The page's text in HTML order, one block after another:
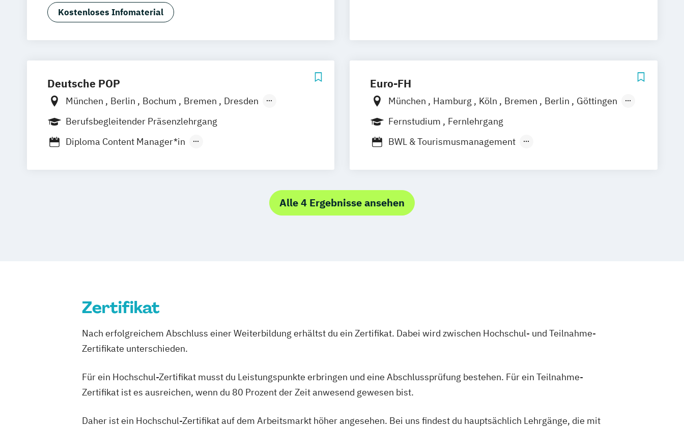
Geprüfte:r Fachwirt:in im E-Commerce (IHK)
Kostenloses Infomaterial
Deutsche POP
München Berlin Bochum Bremen
Dresden
Frankfurt am Main
Hamburg
Nürnberg
Berufsbegleitender Präsenzlehrgang
Diploma Content Manager*in
Diploma Medienmanager*in
Euro-FH
München Hamburg Köln Bremen Berlin
Göttingen
Frankfurt am Main
Leipzig
Fernstudium
Fernlehrgang
BWL & Tourismusmanagement
Spezialisierung Online-Marketing Marketing
Markt- und Werbepsychologie
Social-Media- und E-Marketing-Manager
Alle 4 Ergebnisse ansehen
Zertifikat
Nach erfolgreichem Abschluss einer Weiterbildung erhältst du ein Zertifikat. Dabei wird zwischen Hochschul- und Teilnahme-
Zertifikate unterschieden.
Für ein Hochschul-Zertifikat musst du Leistungspunkte erbringen und eine Abschlussprüfung bestehen. Für ein Teilnahme-
Zertifikat ist es ausreichen, wenn du 80 Prozent der Zeit anwesend gewesen bist.
Daher ist ein Hochschul-Zertifikat auf dem Arbeitsmarkt höher angesehen. Bei uns findest du hauptsächlich Lehrgänge, die mit